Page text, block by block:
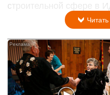
строительной сфере в